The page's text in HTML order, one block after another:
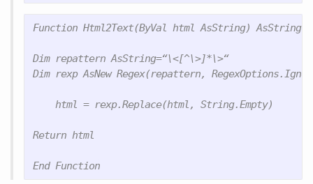
Function Html2Text(ByVal html AsString) AsString
Dim repattern AsString=“\<[^\>]*\>“
Dim rexp AsNew Regex(repattern,
    html = rexp.Replace(html, String.Empty)
Return html